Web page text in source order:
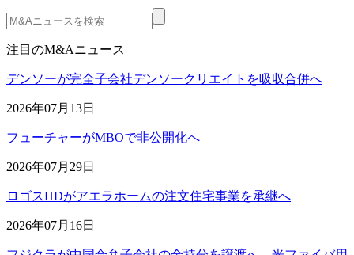
注目のM&Aニュース
デンソーが完全子会社デンソークリエイトを吸収合併へ
2026年07月13日
フューチャーがMBOで非公開化へ
2026年07月29日
ロゴスHDがアエラホームの注文住宅事業を承継へ
2026年07月16日